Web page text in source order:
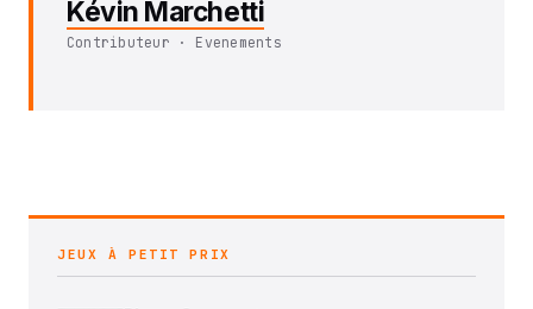
Kévin Marchetti
Contributeur · Evenements
JEUX À PETIT PRIX